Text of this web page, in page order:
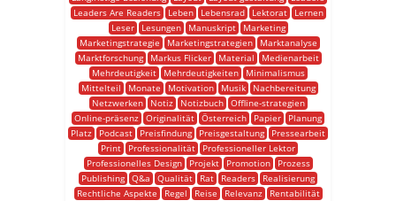
Leaders Are Readers
Leben Lebensrad Lektorat
Lernen
Leser
Lesungen Manuskript
Marketing
Marketingstrategie
Marketingstrategien
Marktanalyse
Marktforschung
Markus Flicker Material
Medienarbeit
Mehrdeutigkeit
Mehrdeutigkeiten
Minimalismus
Mittelteil
Monate Motivation Musik
Nachbereitung
Netzwerken
Notiz Notizbuch
Offline-strategien
Online-präsenz Originalität Österreich Papier
Planung
Platz
Podcast Preisfindung Preisgestaltung
Pressearbeit
Print
Professionalität
Professioneller Lektor
Professionelles Design
Projekt Promotion
Prozess
Publishing Q&a Qualität Rat Readers
Realisierung
Rechtliche Aspekte
Regel Reise Relevanz
Rentabilität